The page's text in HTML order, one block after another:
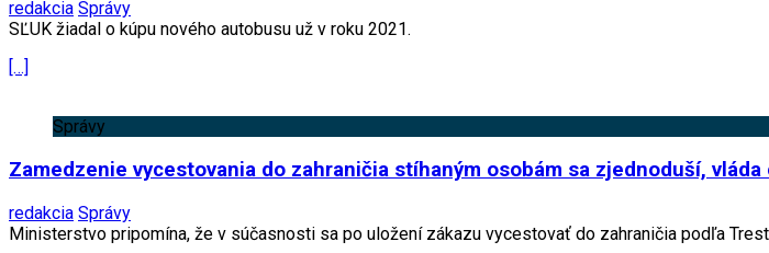
redakcia Správy
SĽUK žiadal o kúpu nového autobusu už v roku 2021.
[…]
Správy
Zamedzenie vycestovania do zahraničia stíhaným osobám sa zjednoduší,
redakcia Správy
Ministerstvo pripomína, že v súčasnosti sa po uložení zákazu vycestovať do zahraničia podľa